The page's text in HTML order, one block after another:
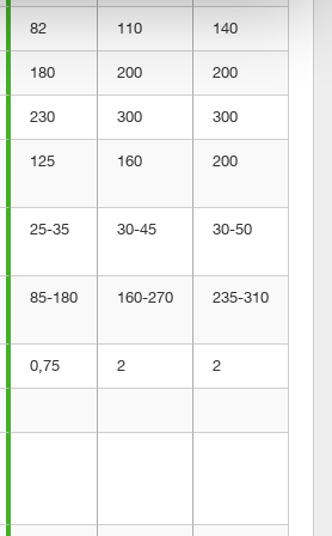
82 110 140
180 200 200
230 300 300
125 160 200
25-35 30-45 30-50
85-180 160-270 235-310
0,75 2 2